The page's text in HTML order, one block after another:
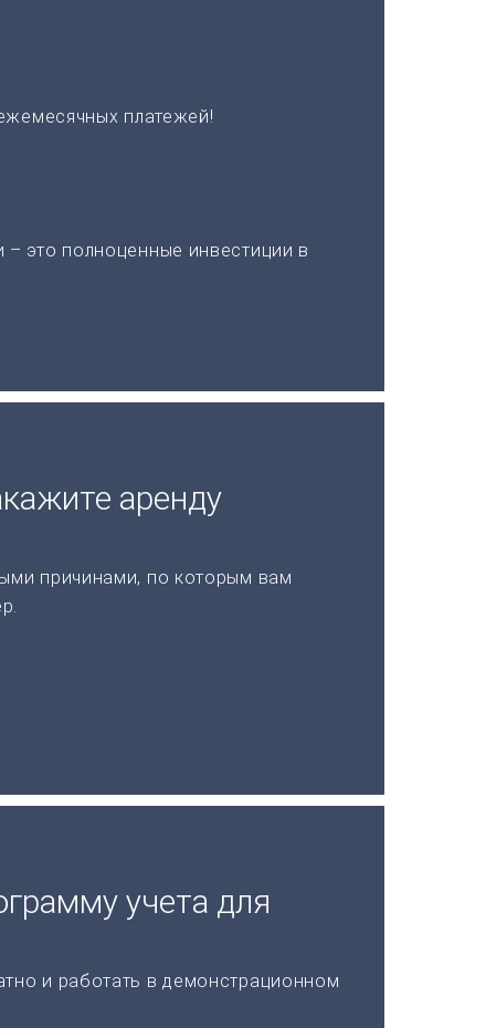
платежей!
это полноценные инвестиции в
аренду
причинами, по которым вам
учета для
и работать в демонстрационном